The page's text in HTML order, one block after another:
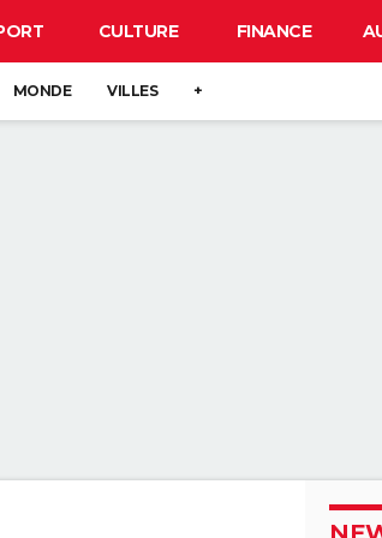
CULTURE FINANCE
MONDE VILLES +